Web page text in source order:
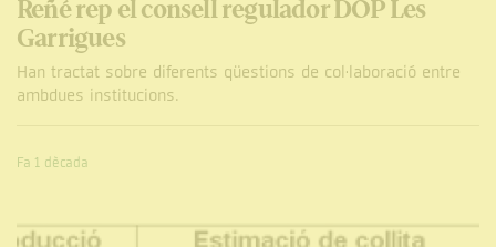
Reñé rep el consell regulador DOP Les
Garrigues
Han tractat sobre diferents qüestions de col·laboració entre
ambdues institucions.
Fa 1 dècada